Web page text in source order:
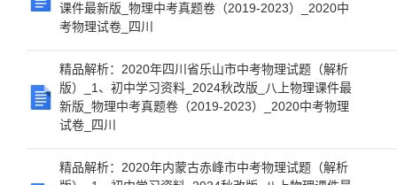
课件最新版_物理中考真题卷（2019-2023）_2020中
考物理试卷_四川
精品解析：2020年四川省乐山市中考物理试题（解析
版）_1、初中学习资料_2024秋改版_八上物理课件最
新版_物理中考真题卷（2019-2023）_2020中考物理
试卷_四川
精品解析：2020年内蒙古赤峰市中考物理试题（解析